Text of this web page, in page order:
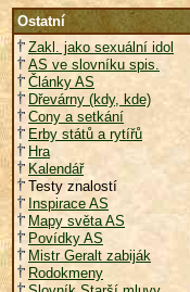
Ostatní
Zakl. jako sexuální idol
AS ve slovníku spis.
Články AS
Dřevárny (kdy, kde)
Cony a setkání
Erby států a rytířů
Hra
Kalendář
Testy znalostí
Inspirace AS
Mapy světa AS
Povídky AS
Mistr Geralt zabiják
Rodokmeny